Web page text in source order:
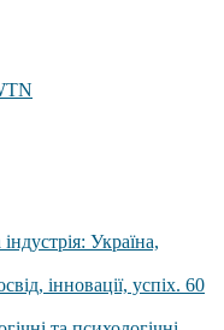
Україна,
інновації, успіх. 60